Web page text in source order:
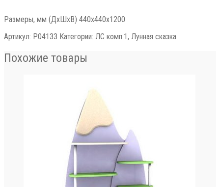
Размеры, мм (ДхШхВ) 440х440х1200
Артикул: Р04133 Категории: ЛС комп.1, Лунная сказка
Похожие товары